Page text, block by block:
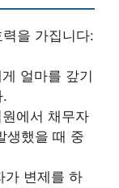
을 가집니다:
얼마를 갚기
.
에서 채무자
생했을 때 중
가 변제를 하